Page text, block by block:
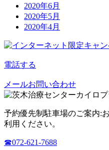
2020年6月
2020年5月
2020年4月
電話する
メールお問い合わせ
予約優先制 駐車場のご案内:
利用ください。
☎︎072-621-7688